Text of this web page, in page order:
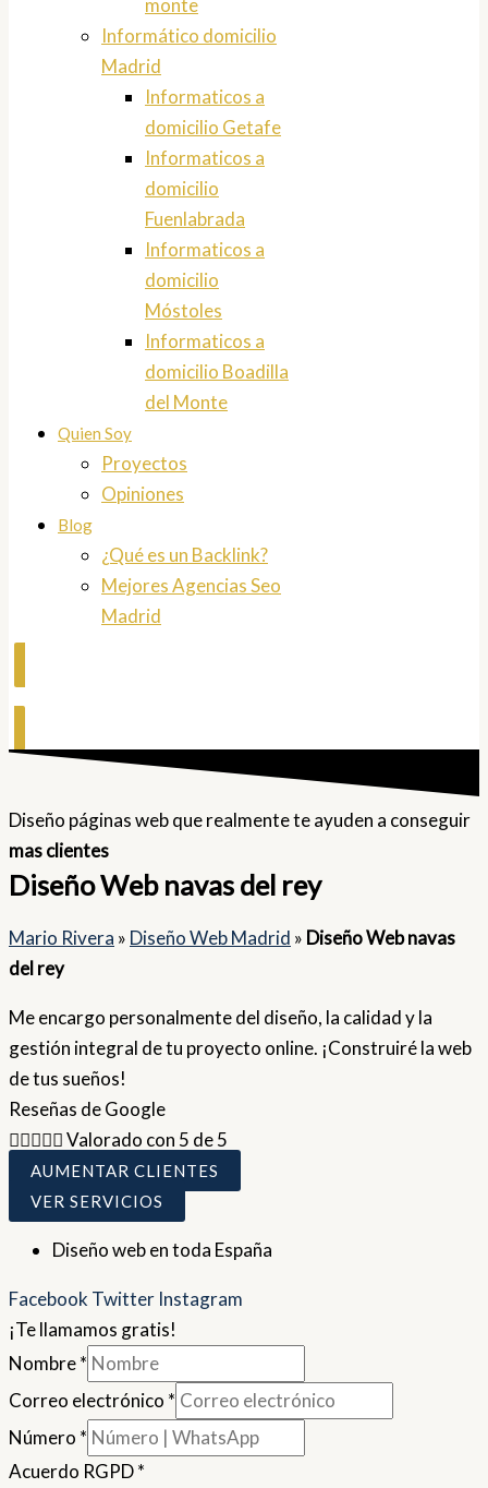
monte
Informático domicilio
Madrid
Informaticos a
domicilio Getafe
Informaticos a
domicilio
Fuenlabrada
Informaticos a
domicilio
Móstoles
Informaticos a
domicilio Boadilla
del Monte
Quien Soy
Proyectos
Opiniones
Blog
¿Qué es un Backlink?
Mejores Agencias Seo
Madrid
Diseño páginas web que realmente te ayuden a conseguir
mas clientes
Diseño Web navas del rey
Mario Rivera » Diseño Web Madrid » Diseño Web navas
del rey
Me encargo personalmente del diseño, la calidad y la
gestión integral de tu proyecto online. ¡Construiré la web
de tus sueños!
Reseñas de Google
Valorado con 5 de 5
AUMENTAR CLIENTES
VER SERVICIOS
Diseño web en toda España
Facebook Twitter Instagram
¡Te llamamos gratis!
Nombre*
Correo electrónico *
Número *
Acuerdo RGPD*